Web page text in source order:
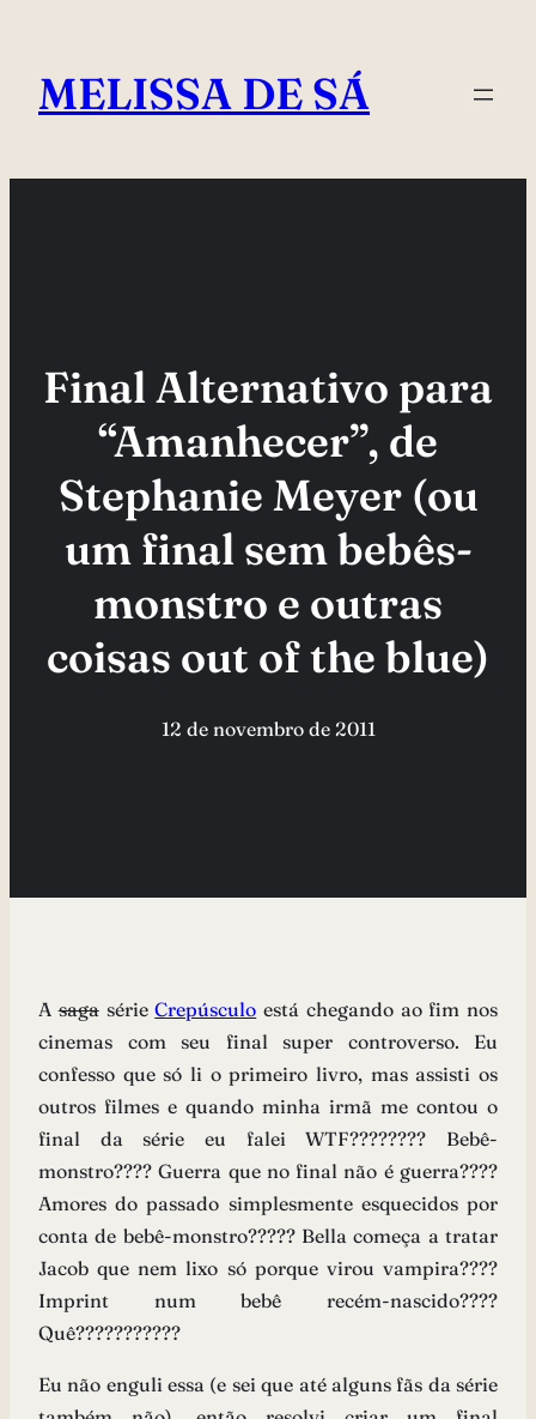
conteúdo
MELISSA DE SÁ
Final Alternativo para
“Amanhecer”, de
Stephanie Meyer (ou
um final sem bebês-
monstro e outras
coisas out of the blue)
12 de novembro de 2011
AsagasérieCrepúsculo está chegando ao fim nos
cinemas com seu final super controverso. Eu
confesso que só li o primeiro livro, mas assisti os
outros filmes e quando minha irmã me contou o
final da série eu falei WTF???????? Bebê-
monstro???? Guerra que no final não é guerra????
Amores do passado simplesmente esquecidos por
conta de bebê-monstro????? Bella começa a tratar
Jacob que nem lixo só porque virou vampira????
Imprint num bebê recém-nascido????
Quê???????????
Eu não enguli essa (e sei que até alguns fãs da série